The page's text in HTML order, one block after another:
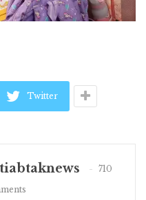
Twitter
710